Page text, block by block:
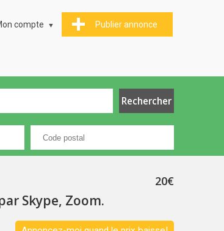
Publier annonce
compte
20€
Skype, Zoom.